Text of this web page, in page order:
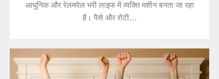
आधुनिक और रेलमपेल भरी लाइफ में व्यक्ति मशीन बनता जा रहा
है। पैसे और रोटी…